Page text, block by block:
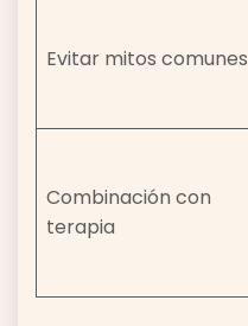
Evitar mitos comunes
Combinación con
terapia